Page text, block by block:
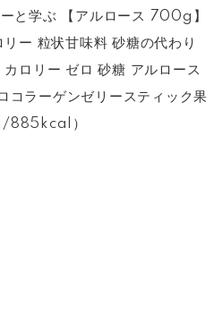
と学ぶ 【アルロース 700g】
ー 粒状甘味料 砂糖の代わり
ロリー ゼロ 砂糖 アルロース
コラーゲンゼリースティック果
885kcal）